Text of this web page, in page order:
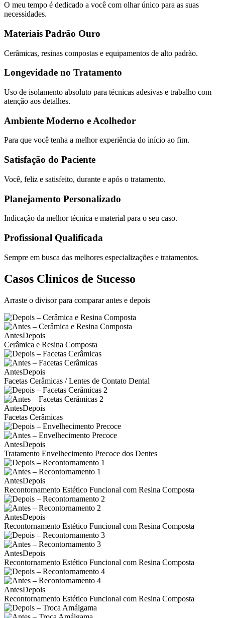
O meu tempo é dedicado a você com olhar único para as suas
necessidades.
Materiais Padrão Ouro
Cerâmicas, resinas compostas e equipamentos de alto padrão.
Longevidade no Tratamento
Uso de isolamento absoluto para técnicas adesivas e trabalho com
atenção aos detalhes.
Ambiente Moderno e Acolhedor
Para que você tenha a melhor experiência do início ao fim.
Satisfação do Paciente
Você, feliz e satisfeito, durante e após o tratamento.
Planejamento Personalizado
Indicação da melhor técnica e material para o seu caso.
Profissional Qualificada
Sempre em busca das melhores especializações e tratamentos.
Casos Clínicos de Sucesso
Arraste o divisor para comparar antes e depois
AntesDepois
Cerâmica e Resina Composta
AntesDepois
Facetas Cerâmicas / Lentes de Contato Dental
AntesDepois
Facetas Cerâmicas
AntesDepois
Tratamento Envelhecimento Precoce dos Dentes
AntesDepois
Recontornamento Estético Funcional com Resina Composta
AntesDepois
Recontornamento Estético Funcional com Resina Composta
AntesDepois
Recontornamento Estético Funcional com Resina Composta
AntesDepois
Recontornamento Estético Funcional com Resina Composta